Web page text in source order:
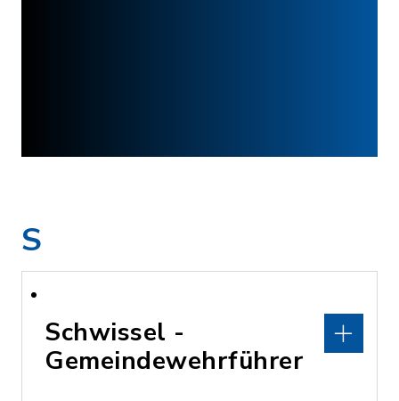
S
Schwissel -
Gemeindewehrführer